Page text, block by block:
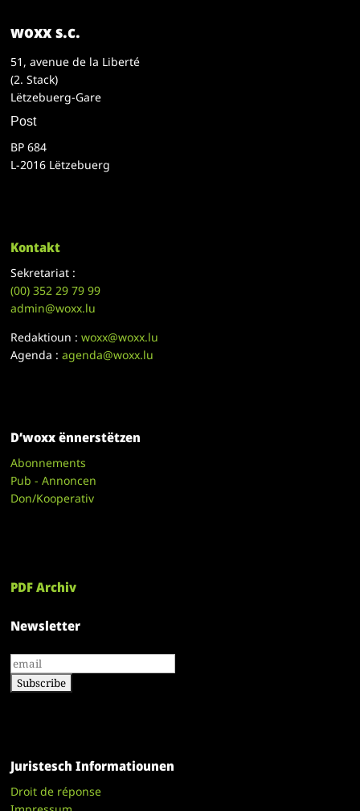
woxx s.c.
51, avenue de la Liberté
(2. Stack)
Lëtzebuerg-Gare
Post
BP 684
L-2016 Lëtzebuerg
Kontakt
Sekretariat :
(00)352 29 79 99
admin@woxx.lu
Redaktioun :woxx@woxx.lu
Agenda :agenda@woxx.lu
D’woxx ënnerstëtzen
Abonnements
Pub - Annoncen
Don/Kooperativ
PDF Archiv
Newsletter
Juristesch Informatiounen
Droit de réponse